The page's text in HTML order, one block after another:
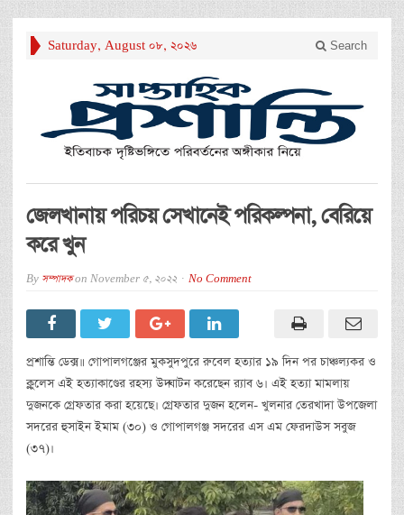
Saturday, August 08, 2026 Search
জেলখানায় পরিচয় সেখানেই পরিকল্পনা, বেরিয়ে
করে খুন
By সম্পাদকon November 5, 2022 No Comment
প্রশান্তি ডেক্স॥ গোপালগঞ্জের মুকসুদপুরে রুবেল হত্যার ১৯ দিন পর চাঞ্চল্যকর ও
ক্লুলেস এই হত্যাকাণ্ডের রহস্য উদ্ঘাটন করেছেন র‍্যাব ৬। এই হত্যা মামলায়
দুজনকে গ্রেফতার করা হয়েছে। গ্রেফতার দুজন হলেন- খুলনার তেরখাদা উপজেলা
সদরের হুসাইন ইমাম (৩০) ও গোপালগঞ্জ সদরের এস এম ফেরদাউস সবুজ
(৩৭)।